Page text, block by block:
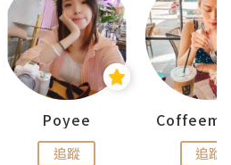
Poyee
追蹤 追蹤